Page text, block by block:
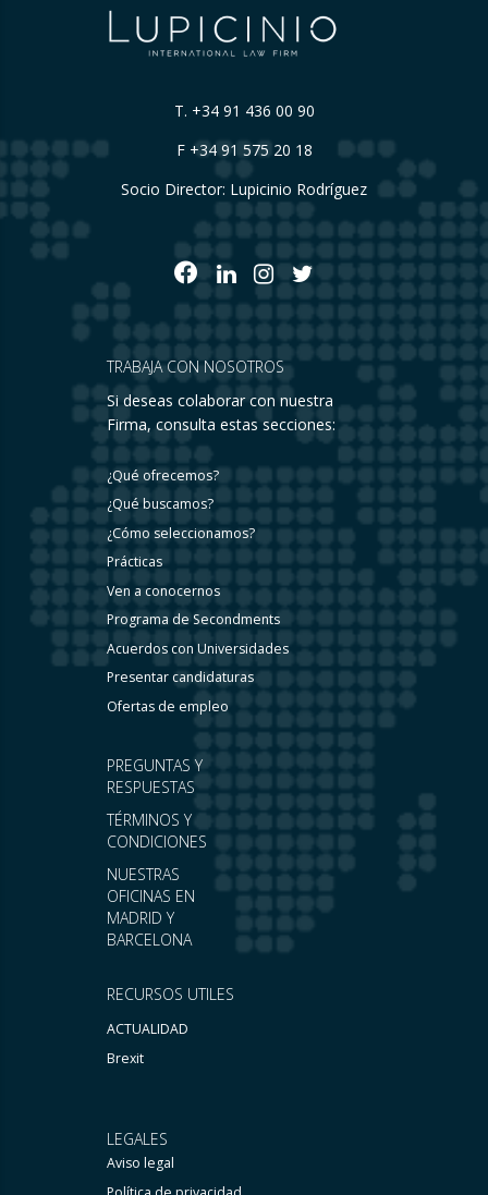
T. +34 91 436 00 90
F +34 91 575 20 18
Socio Director: Lupicinio Rodríguez
RECURSOS UTILES
ACTUALIDAD
Brexit
PREGUNTAS Y
RESPUESTAS
TÉRMINOS Y
CONDICIONES
NUESTRAS
OFICINAS EN
MADRID Y
BARCELONA
TRABAJA CON NOSOTROS
Si deseas colaborar con nuestra
Firma, consulta estas secciones:
¿Qué ofrecemos?
¿Qué buscamos?
¿Cómo seleccionamos?
Prácticas
Ven a conocernos
Programa de Secondments
Acuerdos con Universidades
Presentar candidaturas
Ofertas de empleo
LEGALES
Aviso legal